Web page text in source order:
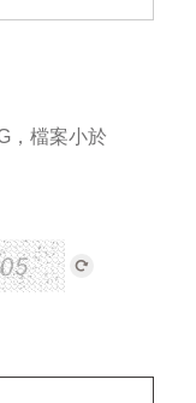
，檔案小於